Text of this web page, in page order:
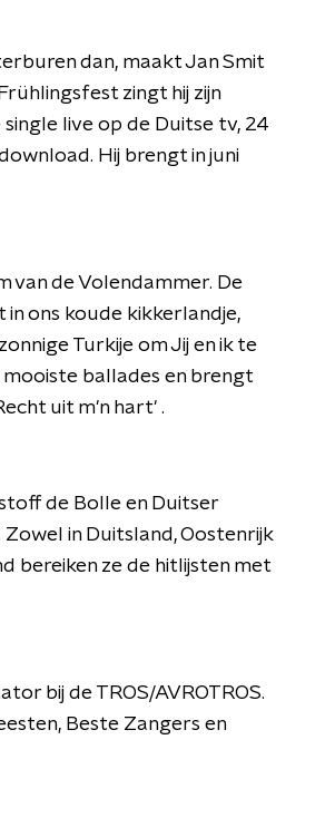
dan, maakt Jan Smit
zingt hij zijn
single live op de Duitse tv, 24
Hij brengt in juni
van de Volendammer. De
ons koude kikkerlandje,
Turkije om Jij en ik te
ballades en brengt
uit m'n hart' .
de Bolle en Duitser
in Duitsland, Oostenrijk
bereiken ze de hitlijsten met
bij de TROS/AVROTROS.
Beste Zangers en